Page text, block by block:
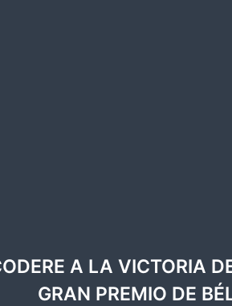
A LA VICTORIA
GRAN PREMIO DE